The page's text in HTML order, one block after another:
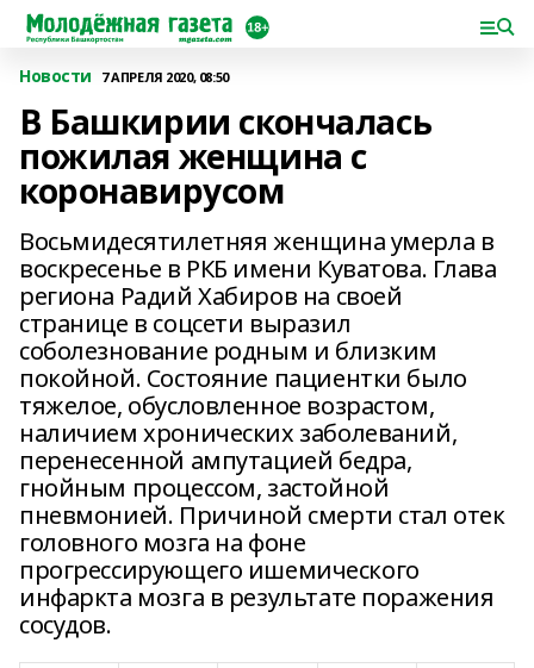
Новости 7 АПРЕЛЯ 2020, 08:50
В Башкирии скончалась
пожилая женщина с
коронавирусом
Восьмидесятилетняя женщина умерла в
воскресенье в РКБ имени Куватова. Глава
региона Радий Хабиров на своей
странице в соцсети выразил
соболезнование родным и близким
покойной. Состояние пациентки было
тяжелое, обусловленное возрастом,
наличием хронических заболеваний,
перенесенной ампутацией бедра,
гнойным процессом, застойной
пневмонией. Причиной смерти стал отек
головного мозга на фоне
прогрессирующего ишемического
инфаркта мозга в результате поражения
сосудов.